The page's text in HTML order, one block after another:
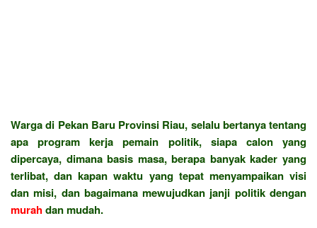
Warga di Pekan Baru Provinsi Riau, selalu bertanya tentang
apa program kerja pemain politik, siapa calon yang
dipercaya, dimana basis masa, berapa banyak kader yang
terlibat, dan kapan waktu yang tepat menyampaikan visi
dan misi, dan bagaimana mewujudkan janji politik dengan
murahdan mudah.